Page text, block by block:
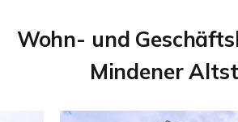
Wohn- und
Mindener